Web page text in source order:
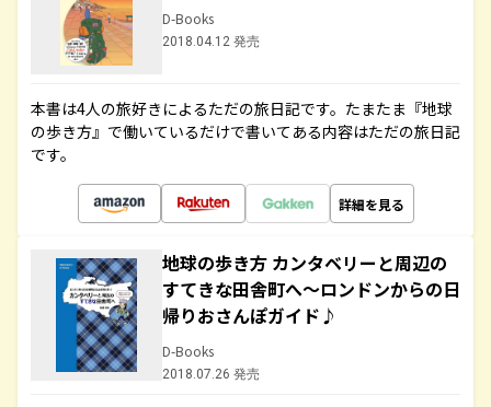
D-Books
2018.04.12 発売
本書は4人の旅好きによるただの旅日記です。たまたま『地球
の歩き方』で働いているだけで書いてある内容はただの旅日記
です。
詳細を見る
地球の歩き方 カンタベリーと周辺の
すてきな田舎町へ～ロンドンからの日
帰りおさんぽガイド♪
D-Books
2018.07.26 発売